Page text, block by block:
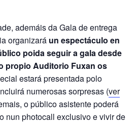
ademáis da Gala de entrega
organizará un espectáculo en
poida seguir a gala desde
propio Auditorio Fuxan os
estará presentada polo
numerosas sorpresas (ver
o público asistente poderá
nun photocall exclusivo e vivir de